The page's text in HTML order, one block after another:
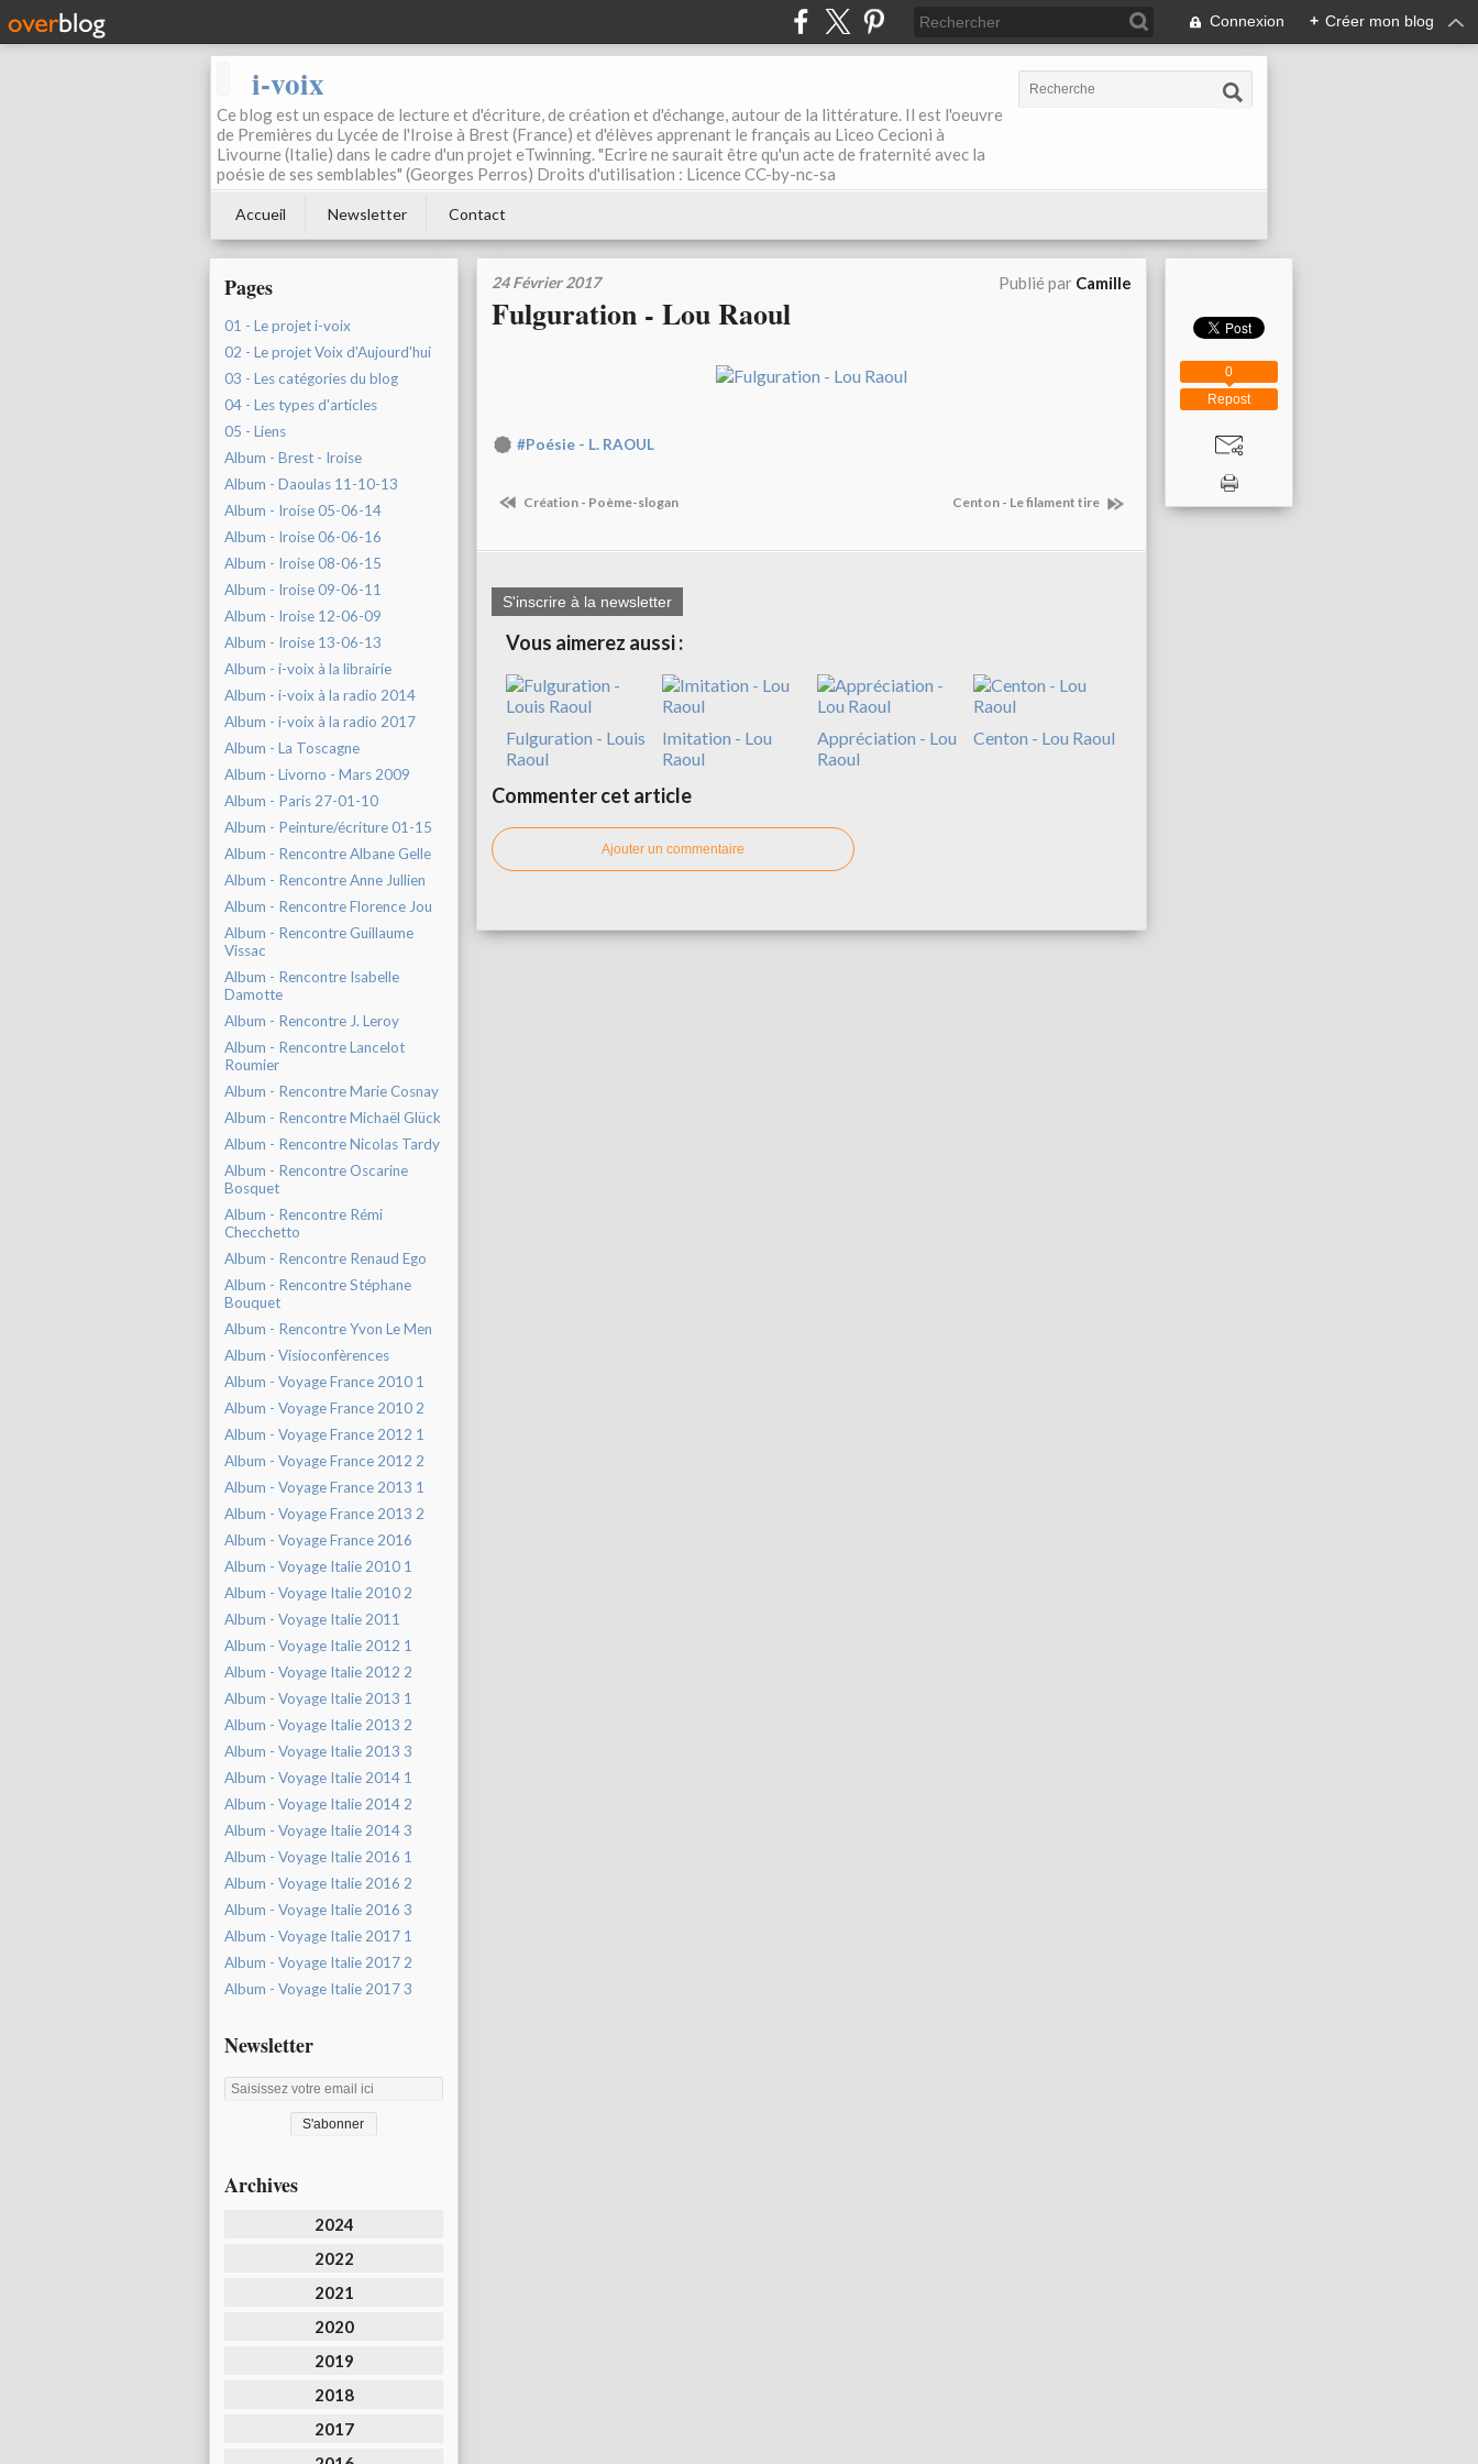
Connexion + Créer mon blog
i-voix
Ce blog est un espace de lecture et d'écriture, de création et d'échange, autour de la littérature. Il est l'oeuvre
de Premières du Lycée de l'Iroise à Brest (France) et d'élèves apprenant le français au Liceo Cecioni à
Livourne (Italie) dans le cadre d'un projet eTwinning. "Ecrire ne saurait être qu'un acte de fraternité avec la
poésie de ses semblables" (Georges Perros) Droits d'utilisation : Licence CC-by-nc-sa
Accueil Newsletter Contact
Pages
01 - Le projet i-voix
02 - Le projet Voix d'Aujourd'hui
03 - Les catégories du blog
04 - Les types d'articles
05 - Liens
Album - Brest - Iroise
Album - Daoulas 11-10-13
Album - Iroise 05-06-14
Album - Iroise 06-06-16
Album - Iroise 08-06-15
Album - Iroise 09-06-11
Album - Iroise 12-06-09
Album - Iroise 13-06-13
Album - i-voix à la librairie
Album - i-voix à la radio 2014
Album - i-voix à la radio 2017
Album - La Toscagne
Album - Livorno - Mars 2009
Album - Paris 27-01-10
Album - Peinture/écriture 01-15
Album - Rencontre Albane Gelle
Album - Rencontre Anne Jullien
Album - Rencontre Florence Jou
Album - Rencontre Guillaume
Vissac
Album - Rencontre Isabelle
Damotte
Album - Rencontre J. Leroy
Album - Rencontre Lancelot
Roumier
Album - Rencontre Marie Cosnay
Album - Rencontre Michaël Glück
Album - Rencontre Nicolas Tardy
Album - Rencontre Oscarine
Bosquet
Album - Rencontre Rémi
Checchetto
Album - Rencontre Renaud Ego
Album - Rencontre Stéphane
Bouquet
Album - Rencontre Yvon Le Men
Album - Visioconfèrences
Album - Voyage France 2010 1
Album - Voyage France 2010 2
Album - Voyage France 2012 1
Album - Voyage France 2012 2
Album - Voyage France 2013 1
Album - Voyage France 2013 2
Album - Voyage France 2016
Album - Voyage Italie 2010 1
Album - Voyage Italie 2010 2
Album - Voyage Italie 2011
Album - Voyage Italie 2012 1
Album - Voyage Italie 2012 2
Album - Voyage Italie 2013 1
Album - Voyage Italie 2013 2
Album - Voyage Italie 2013 3
Album - Voyage Italie 2014 1
Album - Voyage Italie 2014 2
Album - Voyage Italie 2014 3
Album - Voyage Italie 2016 1
Album - Voyage Italie 2016 2
Album - Voyage Italie 2016 3
Album - Voyage Italie 2017 1
Album - Voyage Italie 2017 2
Album - Voyage Italie 2017 3
Newsletter
Archives
2024
2022
2021
2020
2019
2018
2017
24 Février 2017 Publié par Camille
Fulguration - Lou Raoul
#Poésie - L. RAOUL
Création - Poème-slogan Centon - Le filament tire
S'inscrire à la newsletter
Vous aimerez aussi :
Fulguration - Louis
Raoul
Imitation - Lou
Raoul
Appréciation - Lou
Raoul
Centon - Lou Raoul
Commenter cet article
Ajouter un commentaire
Repost
0